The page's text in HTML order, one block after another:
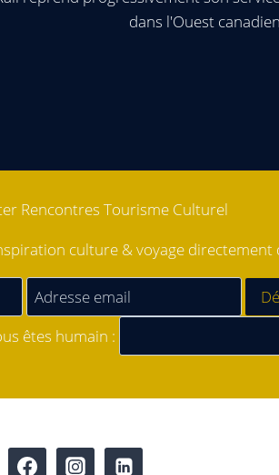
dans l'Ouest
Rencontres Tourisme Culturel
culture & voyage
êtes humain :